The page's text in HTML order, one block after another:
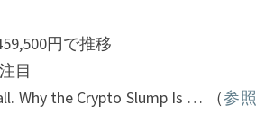
円で推移
目
Why the Crypto Slump Is … （参照